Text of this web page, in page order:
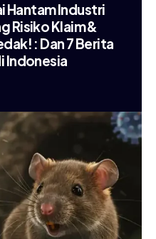
Hantam Industri
Risiko Klaim &
: Dan 7 Berita
Indonesia